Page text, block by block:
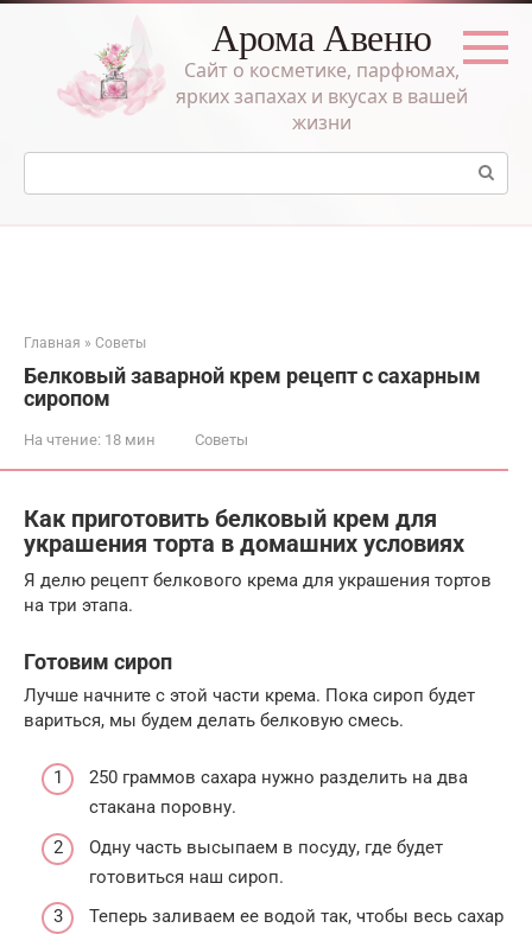
Перейти
Арома Авеню
Сайт о косметике, парфюмах,
ярких запахах и вкусах в вашей
жизни
Поиск:
Главная » Советы
Белковый заварной крем рецепт с сахарным
сиропом
На чтение: 18 мин Советы
Как приготовить белковый крем для
украшения торта в домашних условиях
Я делю рецепт белкового крема для украшения тортов
на три этапа.
Готовим сироп
Лучше начните с этой части крема. Пока сироп будет
вариться, мы будем делать белковую смесь.
250 граммов сахара нужно разделить на два
стакана поровну.
Одну часть высыпаем в посуду, где будет
готовиться наш сироп.
Теперь заливаем ее водой так, чтобы весь сахар